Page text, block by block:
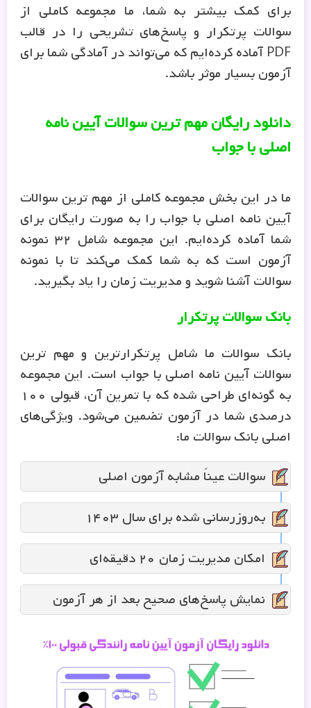
برای کمک بیشتر به شما، ما مجموعه کاملی از
سوالات پرتکرار و پاسخ‌های تشریحی را در قالب
PDF آماده کرده‌ایم که می‌تواند در آمادگی شما برای
آزمون بسیار موثر باشد.
دانلود رایگانمهم ترین سوالات آیین نامه
اصلی با جواب
ما در این بخش مجموعه کاملی از مهم ترین سوالات
آیین نامه اصلی با جواب را به صورت رایگان برای
شما آماده کرده‌ایم. این مجموعه شامل ۳۲ نمونه
آزمون است که به شما کمک می‌کند تا با نمونه
سوالات آشنا شوید و مدیریت زمان را یاد بگیرید.
بانک سوالات پرتکرار
بانک سوالات ما شامل پرتکرارترین و مهم ترین
سوالات آیین نامه اصلی با جواب است. این مجموعه
به گونه‌ای طراحی شده که با تمرین آن، قبولی ۱۰۰
درصدی شما در آزمون تضمین می‌شود. ویژگی‌های
اصلی بانک سوالات ما:
سوالات عیناً مشابه آزمون اصلی
به‌روزرسانی شده برای سال ۱۴۰۳
امکان مدیریت زمان ۲۰ دقیقه‌ای
نمایش پاسخ‌های صحیح بعد از هر آزمون